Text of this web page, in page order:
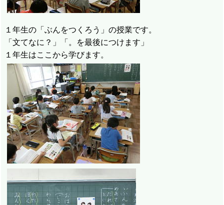
１年生の「ぶんをつくろう」の授業です。
「文てなに？」「。を最後につけます」
１年生はここから学びます。